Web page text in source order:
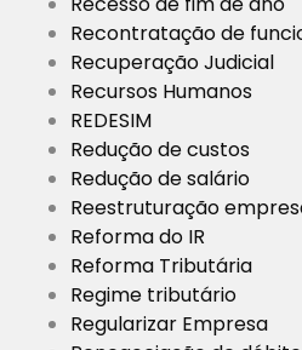
Recontratação de
Recuperação Judicial
Recursos Humanos
REDESIM
Redução de custos
Redução de salário
Reestruturação
Reforma do IR
Reforma Tributária
Regime tributário
Regularizar Empresa